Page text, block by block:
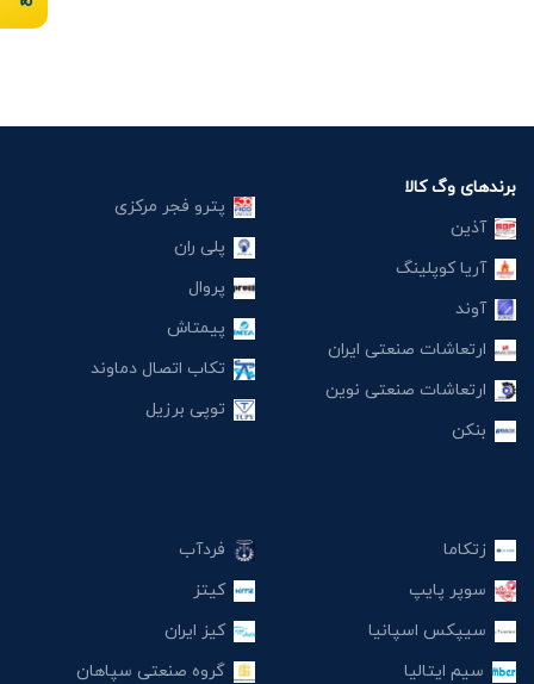
برندهای وگ کالا
آذین
آریا کوپلینگ
آوند
ارتعاشات صنعتی ایران
ارتعاشات صنعتی نوین
بنکن
پترو فجر مرکزی
پلی ران
پروال
پیمتاش
تکاب اتصال دماوند
توپی برزیل
زتکاما
سوپر پایپ
سیپکس اسپانیا
سیم ایتالیا
فردآب
کیتز
کیز ایران
گروه صنعتی سپاهان